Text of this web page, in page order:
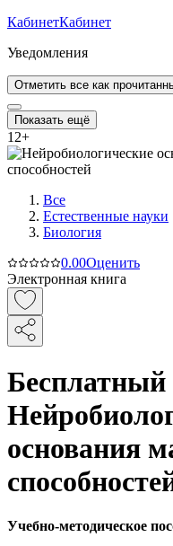
КабинетКабинет
Уведомления
Отметить все как
Показать ещё
12+
Все
Естественные науки
Биология
0.00Оценить
Электронная книга
основания
Учебно-методическое